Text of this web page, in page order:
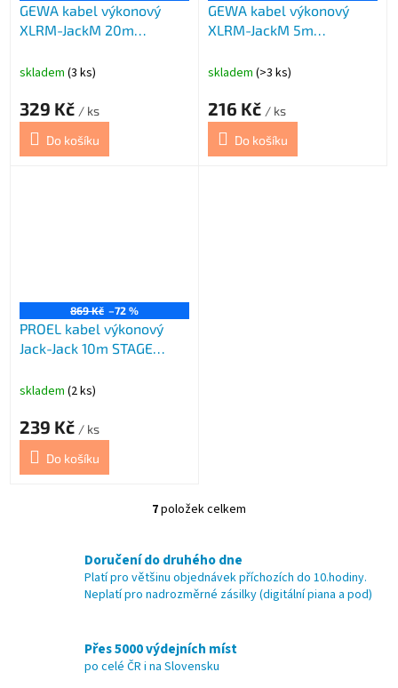
GEWA kabel výkonový
XLRM-JackM 20m
skladem (3 ks)
329 Kč / ks
Do košíku
GEWA kabel výkonový
XLRM-JackM 5m
skladem (>3 ks)
216 Kč / ks
Do košíku
869 Kč –72 %
PROEL kabel výkonový
Jack-Jack 10m STAGE
skladem (2 ks)
239 Kč / ks
Do košíku
O
l
á
d
a
p
r
7položek celkem
Doručení do druhého dne
Platí pro většinu objednávek příchozích do 10.hodiny.
Neplatí pro nadrozměrné zásilky (digitální piana a pod)
Přes 5000 výdejních míst
po celé ČR i na Slovensku